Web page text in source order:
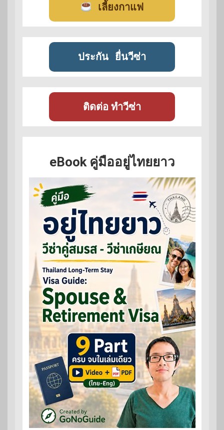
เลี้ยงกาแฟ
ประกัน ยื่นวีซ่า
ติดต่อ ทำวีซ่า
eBook คู่มืออยู่ไทยยาว